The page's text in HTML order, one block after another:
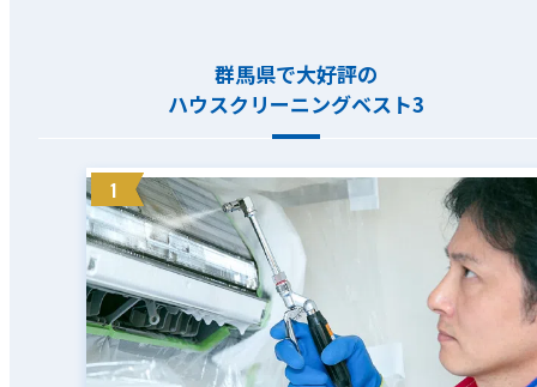
群馬県で大好評の
ハウスクリーニングベスト3
1